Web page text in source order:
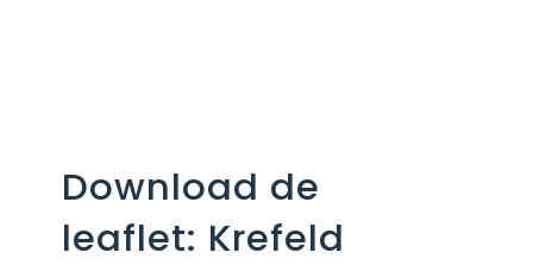
Download de
leaflet: Krefeld